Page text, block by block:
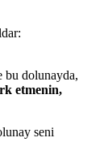
bu dolunayda,
etmenin,
seni